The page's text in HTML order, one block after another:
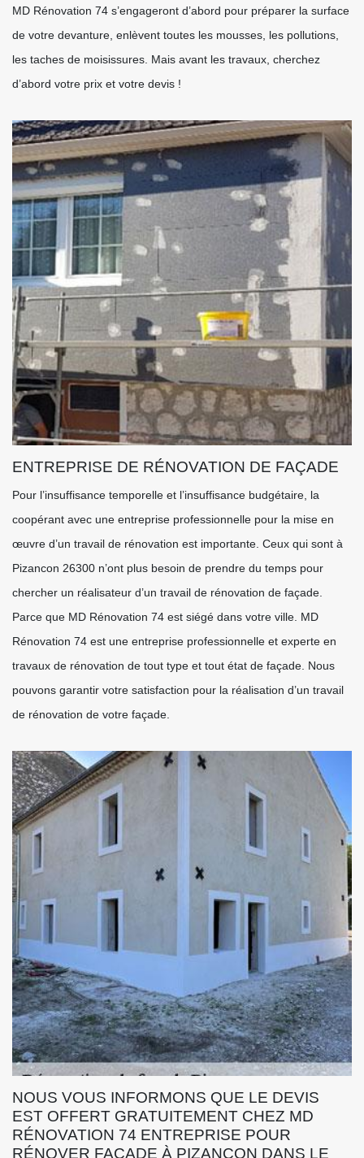
MD Rénovation 74 s’engageront d’abord pour préparer la surface
de votre devanture, enlèvent toutes les mousses, les pollutions,
les taches de moisissures. Mais avant les travaux, cherchez
d’abord votre prix et votre devis !
ENTREPRISE DE RÉNOVATION DE FAÇADE
Pour l’insuffisance temporelle et l’insuffisance budgétaire, la
coopérant avec une entreprise professionnelle pour la mise en
œuvre d’un travail de rénovation est importante. Ceux qui sont à
Pizancon 26300 n’ont plus besoin de prendre du temps pour
chercher un réalisateur d’un travail de rénovation de façade.
Parce que MD Rénovation 74 est siégé dans votre ville. MD
Rénovation 74 est une entreprise professionnelle et experte en
travaux de rénovation de tout type et tout état de façade. Nous
pouvons garantir votre satisfaction pour la réalisation d’un travail
de rénovation de votre façade.
NOUS VOUS INFORMONS QUE LE DEVIS
EST OFFERT GRATUITEMENT CHEZ MD
RÉNOVATION 74 ENTREPRISE POUR
RÉNOVER FAÇADE À PIZANCON DANS LE